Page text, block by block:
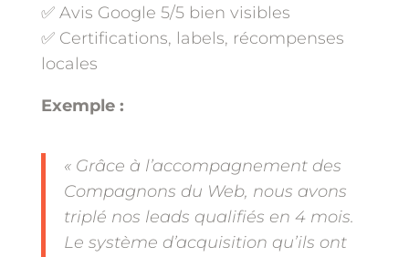
✅ Avis Google 5/5 bien visibles
✅ Certifications, labels, récompenses
locales
Exemple :
« Grâce à l’accompagnement des
Compagnons du Web, nous avons
triplé nos leads qualifiés en 4 mois.
Le système d’acquisition qu’ils ont